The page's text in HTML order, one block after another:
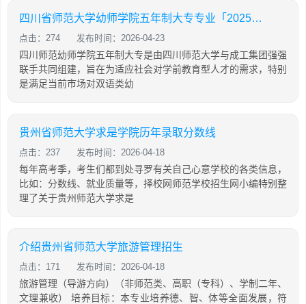
四川省师范大学幼师学院五年制大专专业「2025年更新」
点击：274 发布时间：2026-04-23
四川师范幼师学院五年制大专是由四川师范大学与成工集团强强
联手共同组建，旨在为适应社会对学前教育型人才的需求，特别
是满足当前市场对双语类幼
贵州省师范大学求是学院历年录取分数线
点击：237 发布时间：2026-04-18
每年高考季，考生们都到处寻罗有关自己心意学校的各类信息，
比如：分数线、就业质量等，择校网师范学校招生网小编特别整
理了关于贵州师范大学求是
介绍贵州省师范大学旅游管理招生
点击：171 发布时间：2026-04-18
旅游管理（导游方向）（非师范类、高职（专科）、学制二年、
文理兼收） 培养目标：本专业培养德、智、体等全面发展，符